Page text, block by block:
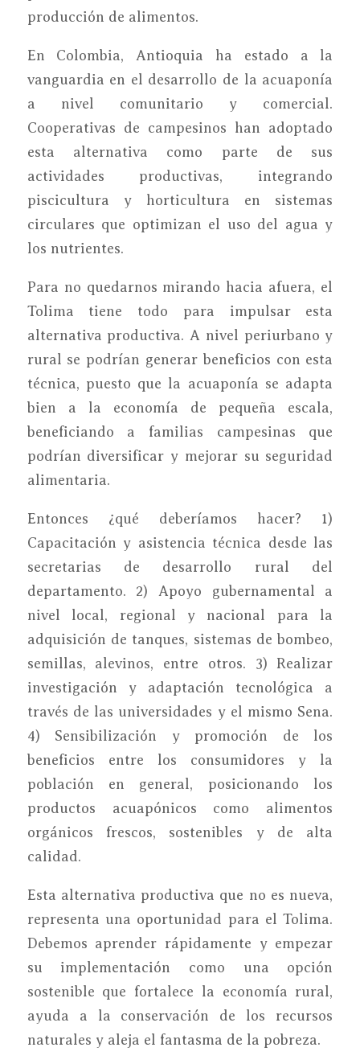
producción de alimentos.
En Colombia, Antioquia ha estado a la
vanguardia en el desarrollo de la acuaponía
a nivel comunitario y comercial.
Cooperativas de campesinos han adoptado
esta alternativa como parte de sus
actividades productivas, integrando
piscicultura y horticultura en sistemas
circulares que optimizan el uso del agua y
los nutrientes.
Para no quedarnos mirando hacia afuera, el
Tolima tiene todo para impulsar esta
alternativa productiva. A nivel periurbano y
rural se podrían generar beneficios con esta
técnica, puesto que la acuaponía se adapta
bien a la economía de pequeña escala,
beneficiando a familias campesinas que
podrían diversificar y mejorar su seguridad
alimentaria.
Entonces ¿qué deberíamos hacer? 1)
Capacitación y asistencia técnica desde las
secretarias de desarrollo rural del
departamento. 2) Apoyo gubernamental a
nivel local, regional y nacional para la
adquisición de tanques, sistemas de bombeo,
semillas, alevinos, entre otros. 3) Realizar
investigación y adaptación tecnológica a
través de las universidades y el mismo Sena.
4) Sensibilización y promoción de los
beneficios entre los consumidores y la
población en general, posicionando los
productos acuapónicos como alimentos
orgánicos frescos, sostenibles y de alta
calidad.
Esta alternativa productiva que no es nueva,
representa una oportunidad para el Tolima.
Debemos aprender rápidamente y empezar
su implementación como una opción
sostenible que fortalece la economía rural,
ayuda a la conservación de los recursos
naturales y aleja el fantasma de la pobreza.